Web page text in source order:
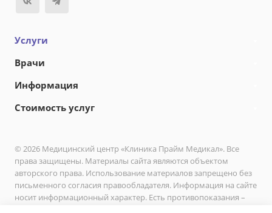
Услуги
Врачи
Информация
Стоимость услуг
© 2026 Медицинский центр «Клиника Прайм Медикал». Все
права защищены. Материалы сайта являются объектом
авторского права. Использование материалов запрещено без
письменного согласия правообладателя. Информация на сайте
носит информационный характер. Есть противопоказания –